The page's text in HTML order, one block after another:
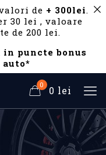
de + 300lei.
30 lei , valoare
de 200 lei.
in puncte bonus
auto*
0 0 lei